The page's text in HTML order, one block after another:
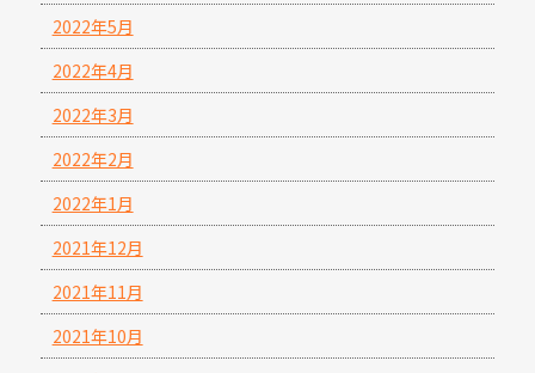
2022年5月
2022年4月
2022年3月
2022年2月
2022年1月
2021年12月
2021年11月
2021年10月